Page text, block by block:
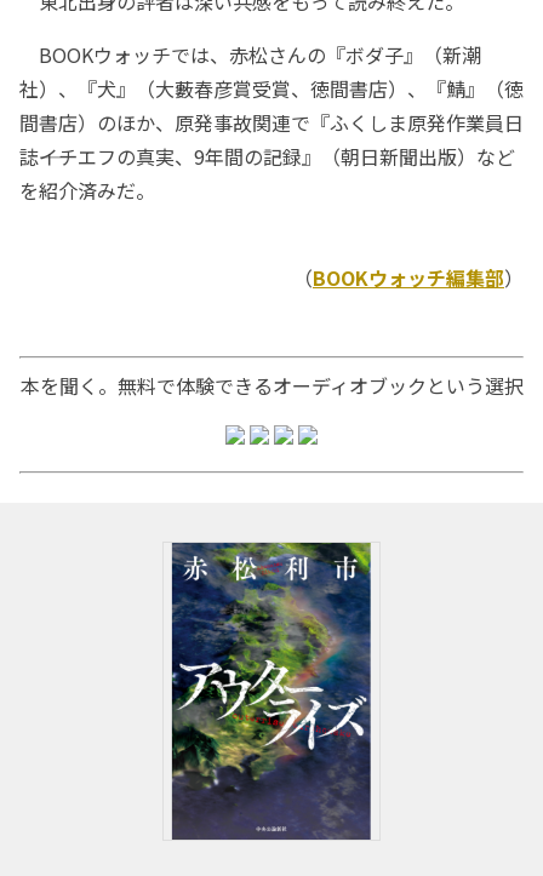
BOOKウォッチでは、赤松さんの『ボダ子』（新潮
社）、『犬』（大藪春彦賞受賞、徳間書店）、『鯖』（徳
間書店）のほか、原発事故関連で『ふくしま原発作業員日
誌――イチエフの真実、9年間の記録』（朝日新聞出版）など
を紹介済みだ。
（BOOKウォッチ編集部）
本を聞く。無料で体験できるオーディオブックという選択